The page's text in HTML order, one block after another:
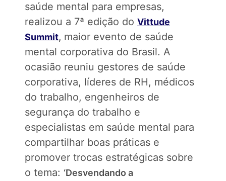
saúde mental para empresas,
realizou a 7ª edição do Vittude
Summit, maior evento de saúde
mental corporativa do Brasil. A
ocasião reuniu gestores de saúde
corporativa, líderes de RH, médicos
do trabalho, engenheiros de
segurança do trabalho e
especialistas em saúde mental para
compartilhar boas práticas e
promover trocas estratégicas sobre
o tema: ‘Desvendando a